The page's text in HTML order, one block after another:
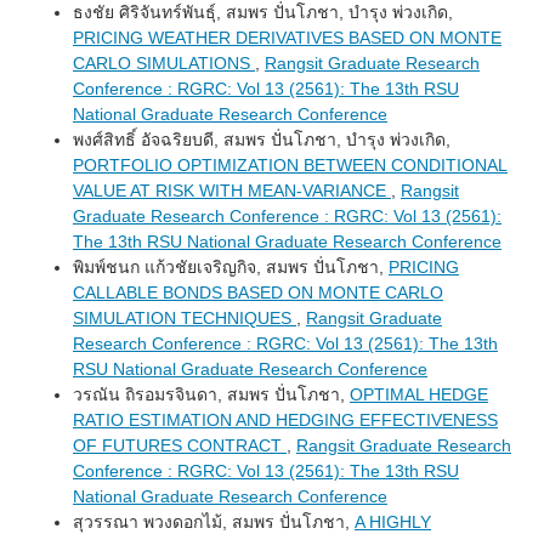
ธงชัย ศิริจันทร์พันธุ์, สมพร ปั่นโภชา, บำรุง พ่วงเกิด,
PRICING WEATHER DERIVATIVES BASED ON MONTE
CARLO SIMULATIONS
Rangsit Graduate Research
Conference : RGRC: Vol 13 (2561): The 13th RSU
National Graduate Research Conference
พงศ์สิทธิ์ อัจฉริยบดี, สมพร ปั่นโภชา, บำรุง พ่วงเกิด,
PORTFOLIO OPTIMIZATION BETWEEN CONDITIONAL
VALUE AT RISK WITH MEAN-VARIANCE
Rangsit
Graduate Research Conference : RGRC: Vol 13 (2561):
The 13th RSU National Graduate Research Conference
พิมพ์ชนก แก้วชัยเจริญกิจ, สมพร ปั่นโภชา, PRICING
CALLABLE BONDS BASED ON MONTE CARLO
SIMULATION TECHNIQUES
Rangsit Graduate
Research Conference : RGRC: Vol 13 (2561): The 13th
RSU National Graduate Research Conference
วรณัน ถิรอมรจินดา, สมพร ปั่นโภชา, OPTIMAL HEDGE
RATIO ESTIMATION AND HEDGING EFFECTIVENESS
OF FUTURES CONTRACT
Rangsit Graduate Research
Conference : RGRC: Vol 13 (2561): The 13th RSU
National Graduate Research Conference
สุวรรณา พวงดอกไม้, สมพร ปั่นโภชา, A HIGHLY